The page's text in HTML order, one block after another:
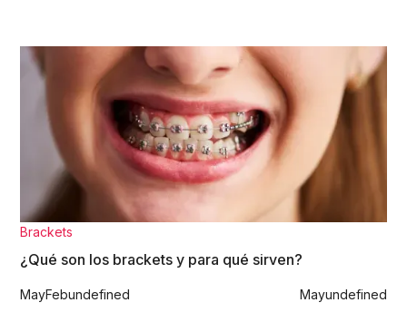
Brackets
¿Qué son los brackets y para qué sirven?
MayFebundefined Mayundefined